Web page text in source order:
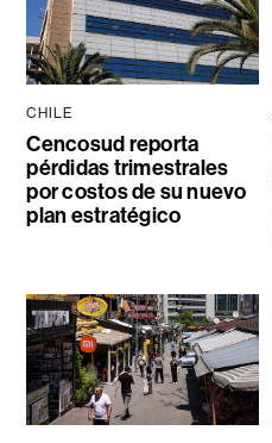
CHILE
Cencosud reporta
pérdidas trimestrales
por costos de su nuevo
plan estratégico